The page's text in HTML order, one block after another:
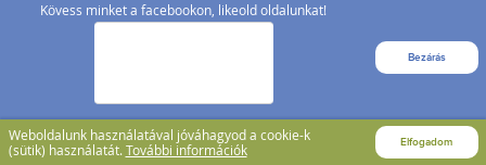
Kövess minket a facebookon, likeold oldalunkat!
Bezárás
Weboldalunk használatával jóváhagyod a cookie-k
(sütik) használatát. További információk Elfogadom